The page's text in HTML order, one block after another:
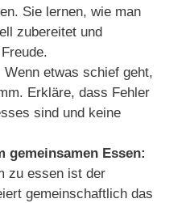
Sie lernen, wie man
zubereitet und
Wenn etwas schief geht,
Erkläre, dass Fehler
sind und keine
gemeinsamen Essen:
zu essen ist der
gemeinschaftlich das